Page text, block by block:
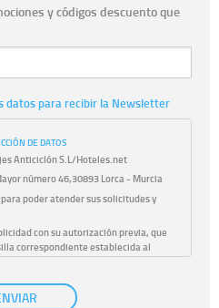
y códigos descuento que
datos para recibir la Newsletter
DE DATOS
Anticiclón S.L/Hoteles.net
número 46,30893 Lorca - Murcia
poder atender sus solicitudes y
con su autorización previa, que
correspondiente establecida al
sus datos con su consentimiento
la casilla correspondiente